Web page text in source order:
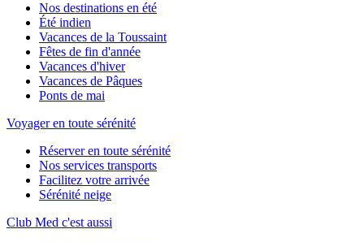
Nos destinations en été
Été indien
Vacances de la Toussaint
Fêtes de fin d'année
Vacances d'hiver
Vacances de Pâques
Ponts de mai
Voyager en toute sérénité
Réserver en toute sérénité
Nos services transports
Facilitez votre arrivée
Sérénité neige
Club Med c'est aussi